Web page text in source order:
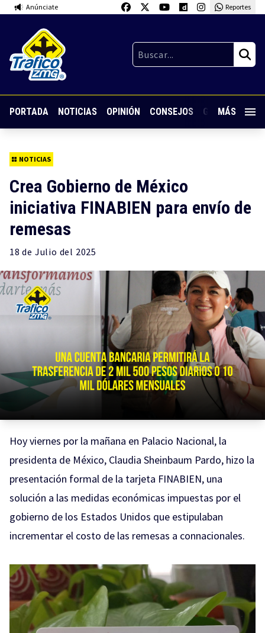
Anúnciate Reportes
PORTADA NOTICIAS OPINIÓN CONSEJOS GUARDIA
MÁS
NOTICIAS
Crea Gobierno de México
iniciativa FINABIEN para envío de
remesas
18 de Julio del 2025
Hoy viernes por la mañana en Palacio Nacional, la
presidenta de México, Claudia Sheinbaum Pardo, hizo la
presentación formal de la tarjeta FINABIEN, una
solución a las medidas económicas impuestas por el
gobierno de los Estados Unidos que estipulaban
incrementar el costo de las remesas a connacionales.